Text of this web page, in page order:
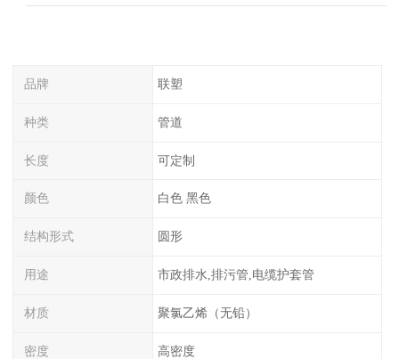
品牌 联塑
种类 管道
长度 可定制
颜色 白色 黑色
结构形式 圆形
用途 市政排水,排污管,电缆护套管
材质 聚氯乙烯（无铅）
密度 高密度